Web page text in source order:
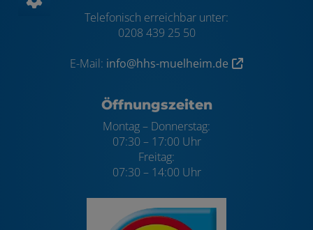
Telefonisch erreichbar unter:
0208 439 25 50
E-Mail: info@hhs-muelheim.de
Öffnungszeiten
Montag – Donnerstag:
07:30 – 17:00 Uhr
Freitag:
07:30 – 14:00 Uhr